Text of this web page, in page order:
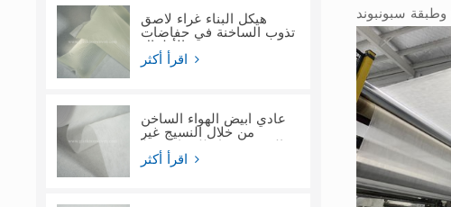
هيكل البناء غراء لاصق
تذوب الساخنة في حفاضات
الأطفال
عادي أبيض الهواء الساخن
من خلال النسيج غير
المنسوج ماء للنساء فوط
صحية